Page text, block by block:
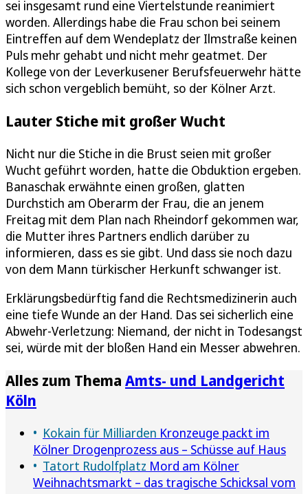
sei insgesamt rund eine Viertelstunde reanimiert
worden. Allerdings habe die Frau schon bei seinem
Eintreffen auf dem Wendeplatz der Ilmstraße keinen
Puls mehr gehabt und nicht mehr geatmet. Der
Kollege von der Leverkusener Berufsfeuerwehr hätte
sich schon vergeblich bemüht, so der Kölner Arzt.
Lauter Stiche mit großer Wucht
Nicht nur die Stiche in die Brust seien mit großer
Wucht geführt worden, hatte die Obduktion ergeben.
Banaschak erwähnte einen großen, glatten
Durchstich am Oberarm der Frau, die an jenem
Freitag mit dem Plan nach Rheindorf gekommen war,
die Mutter ihres Partners endlich darüber zu
informieren, dass es sie gibt. Und dass sie noch dazu
von dem Mann türkischer Herkunft schwanger ist.
Erklärungsbedürftig fand die Rechtsmedizinerin auch
eine tiefe Wunde an der Hand. Das sei sicherlich eine
Abwehr-Verletzung: Niemand, der nicht in Todesangst
sei, würde mit der bloßen Hand ein Messer abwehren.
Alles zum Thema Amts- und Landgericht
Köln
Kokain für Milliarden Kronzeuge packt im
Kölner Drogenprozess aus – Schüsse auf Haus
Tatort Rudolfplatz Mord am Kölner
Weihnachtsmarkt – das tragische Schicksal vom